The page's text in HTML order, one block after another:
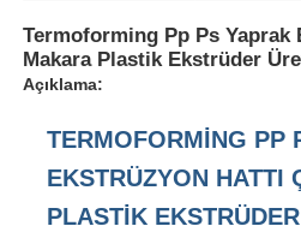
Termoforming Pp Ps Yaprak
Makara Plastik Ekstrüder
Açıklama:
TERMOFORMING PP
EKSTRÜZYON HATTI
PLASTIK